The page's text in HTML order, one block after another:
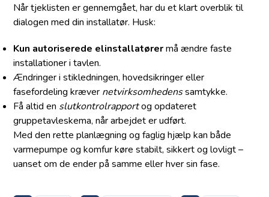
Når tjeklisten er gennemgået, har du et klart overblik til
dialogen med din installatør. Husk:
Kun autoriserede elinstallatørermå ændre faste
installationer i tavlen.
Ændringer i stikledningen, hovedsikringer eller
fasefordeling kræver netvirksomhedenssamtykke.
Få altid en slutkontrolrapportog opdateret
gruppetavleskema, når arbejdet er udført.
Med den rette planlægning og faglig hjælp kan både
varmepumpe og komfur køre stabilt, sikkert og lovligt –
uanset om de ender på samme eller hver sin fase.